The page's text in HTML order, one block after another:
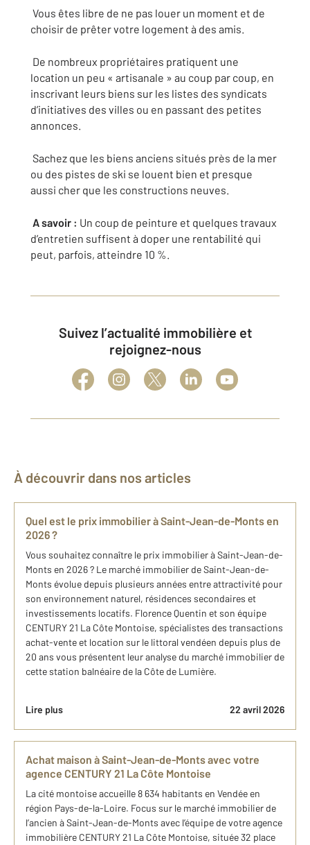
Vous êtes libre de ne pas louer un moment et de
choisir de prêter votre logement à des amis.
De nombreux propriétaires pratiquent une
location un peu « artisanale » au coup par coup, en
inscrivant leurs biens sur les listes des syndicats
d’initiatives des villes ou en passant des petites
annonces.
Sachez que les biens anciens situés près de la mer
ou des pistes de ski se louent bien et presque
aussi cher que les constructions neuves.
A savoir : Un coup de peinture et quelques travaux
d’entretien suffisent à doper une rentabilité qui
peut, parfois, atteindre 10 %.
Suivez l’actualité immobilière et
rejoignez-nous
À découvrir dans nos articles
Quel est le prix immobilier à Saint-Jean-de-Monts en
2026 ?
Vous souhaitez connaître le prix immobilier à Saint-Jean-de-
Monts en 2026 ? Le marché immobilier de Saint-Jean-de-
Monts évolue depuis plusieurs années entre attractivité pour
son environnement naturel, résidences secondaires et
investissements locatifs. Florence Quentin et son équipe
CENTURY 21 La Côte Montoise, spécialistes des transactions
achat-vente et location sur le littoral vendéen depuis plus de
20 ans vous présentent leur analyse du marché immobilier de
cette station balnéaire de la Côte de Lumière.
Lire plus 22 avril 2026
Achat maison à Saint-Jean-de-Monts avec votre
agence CENTURY 21 La Côte Montoise
La cité montoise accueille 8 634 habitants en Vendée en
région Pays-de-la-Loire. Focus sur le marché immobilier de
l’ancien à Saint-Jean-de-Monts avec l’équipe de votre agence
immobilière CENTURY 21 La Côte Montoise, située 32 place